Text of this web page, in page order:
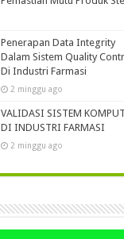
Penerapan Data Integrity
Dalam Sistem Quality
Di Industri Farmasi
2 minggu ago
VALIDASI SISTEM
DI INDUSTRI FARMASI
2 minggu ago